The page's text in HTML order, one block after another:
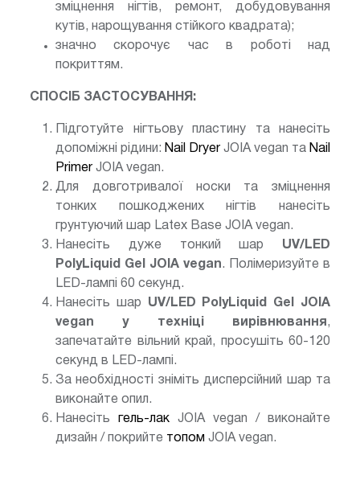
зміцнення нігтів, ремонт, добудовування
кутів, нарощування стійкого квадрата);
значно скорочує час в роботі над
покриттям.
СПОСІБ ЗАСТОСУВАННЯ:
Підготуйте нігтьову пластину та нанесіть
допоміжні рідини: Nail Dryer JOIA vegan та Nail
Primer JOIA vegan.
Для довготривалої носки та зміцнення
тонких пошкоджених нігтів нанесіть
грунтуючий шар Latex Base JOIA vegan.
Нанесіть дуже тонкий шар UV/LED
PolyLiquid Gel JOIA vegan. Полімеризуйте в
LED-лампі 60 секунд.
Нанесіть шар UV/LED
PolyLiquid Gel JOIA
vegan у техніці вирівнювання,
запечатайте вільний край, просушіть 60-120
секунд в LED-лампі.
За необхідності зніміть дисперсійний шар та
виконайте опил.
Нанесіть гель-лак JOIA vegan / виконайте
дизайн / покрийте топом JOIA vegan.